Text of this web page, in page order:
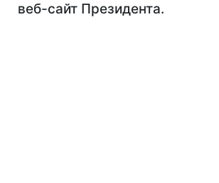
веб-сайт Президента.